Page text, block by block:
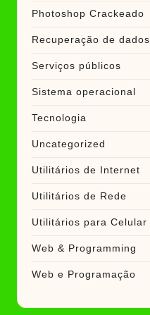
Photoshop Crackeado
Recuperação de dados
Serviços públicos
Sistema operacional
Tecnologia
Uncategorized
Utilitários de Internet
Utilitários de Rede
Utilitários para Celular
Web & Programming
Web e Programação